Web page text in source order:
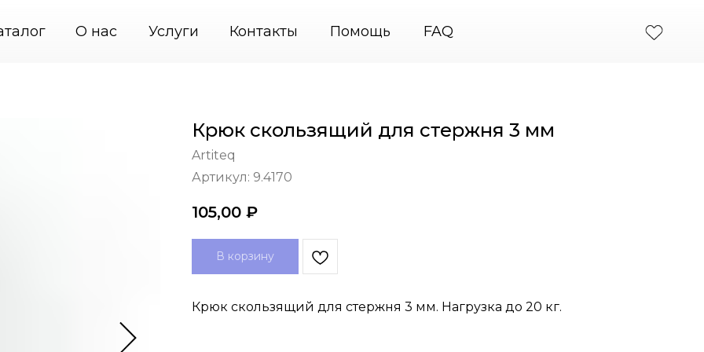
FAQ
Помощь
Контакты
Услуги
О нас
Крюк скользящий для стержня 3 мм
Artiteq
Артикул: 9.4170
105,00 ₽
В корзину
Крюк скользящий для стержня 3 мм. Нагрузка до 20 кг.